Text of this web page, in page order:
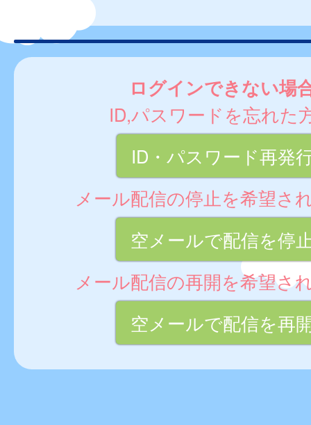
ログインできない場
ID,パスワードを忘れた
ID・パスワード再発
メール配信の停止を希望さ
空メールで配信を停
メール配信の再開を希望さ
空メールで配信を再